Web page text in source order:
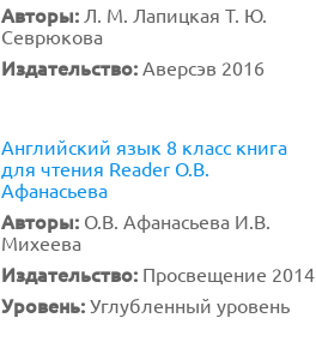
Авторы: Л. М. Лапицкая Т. Ю.
Севрюкова
Издательство: Аверсэв 2016
Английский язык 8 класс книга
для чтения Reader О.В.
Афанасьева
Авторы: О.В. Афанасьева И.В.
Михеева
Издательство: Просвещение 2014
Уровень: Углубленный уровень